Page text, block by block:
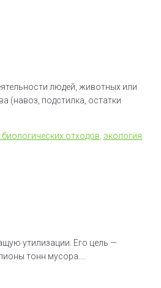
людей, животных или
(навоз, подстилка, остатки
отходов экология
утилизации. Его цель —
тонн мусора....